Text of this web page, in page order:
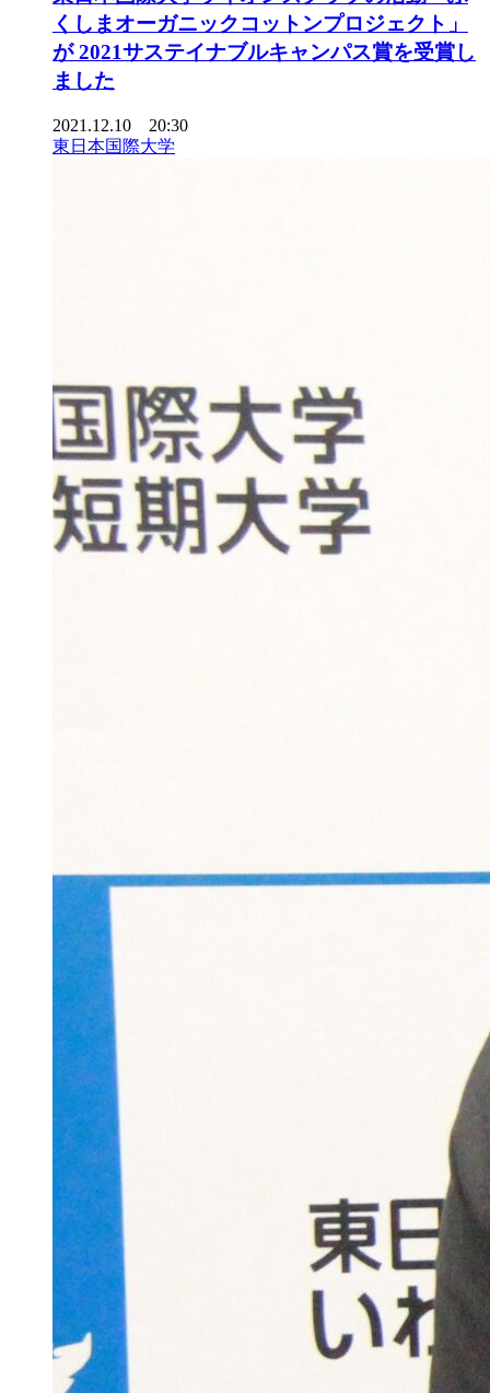
くしまオーガニックコットンプロジェクト」
が 2021サステイナブルキャンパス賞を受賞し
ました
2021.12.10 20:30
東日本国際大学